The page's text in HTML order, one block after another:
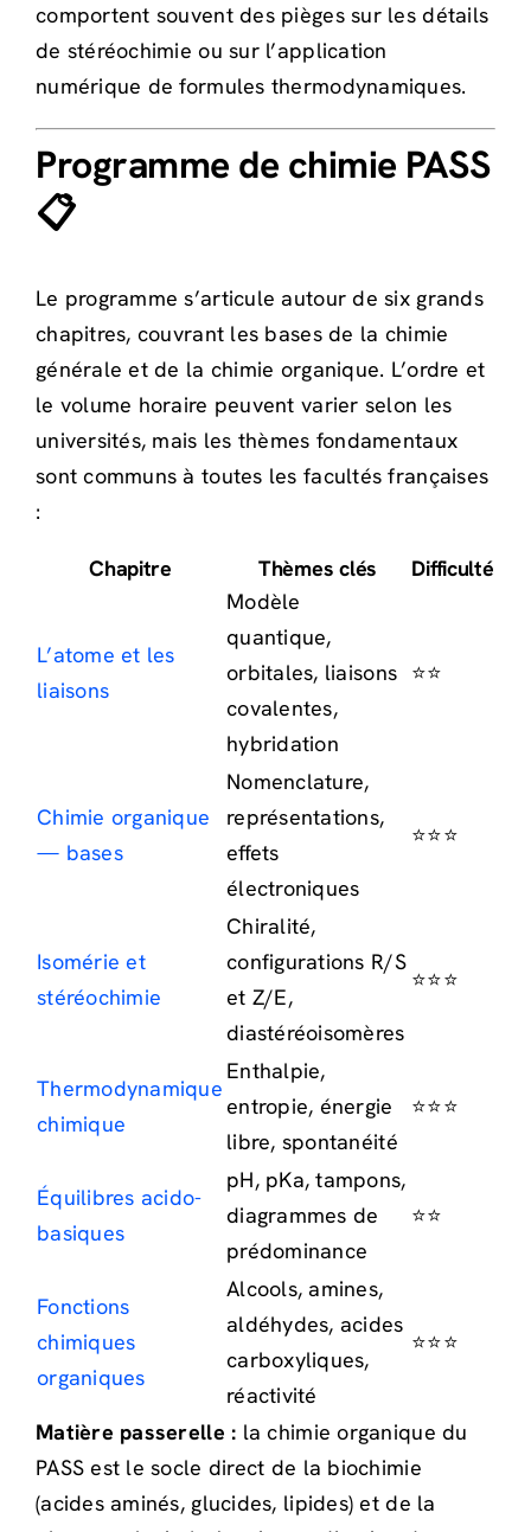
comportent souvent des pièges sur les détails
de stéréochimie ou sur l’application
numérique de formules thermodynamiques.
Programme de chimie PASS
📋
Le programme s’articule autour de six grands
chapitres, couvrant les bases de la chimie
générale et de la chimie organique. L’ordre et
le volume horaire peuvent varier selon les
universités, mais les thèmes fondamentaux
sont communs à toutes les facultés françaises
:
Chapitre Thèmes clés Difficulté
L’atome et les
liaisons
Modèle
quantique,
orbitales, liaisons
covalentes,
hybridation
⭐⭐
Chimie organique
— bases
Nomenclature,
représentations,
effets
électroniques
⭐⭐⭐
Isomérie et
stéréochimie
Chiralité,
configurations R/S
et Z/E,
diastéréoisomères
⭐⭐⭐
Thermodynamique
chimique
Enthalpie,
entropie, énergie
libre, spontanéité
⭐⭐⭐
Équilibres acido-
basiques
pH, pKa, tampons,
diagrammes de
prédominance
⭐⭐
Fonctions
chimiques
organiques
Alcools, amines,
aldéhydes, acides
carboxyliques,
réactivité
⭐⭐⭐
Matière passerelle : la chimie organique du
PASS est le socle direct de la biochimie
(acides aminés, glucides, lipides) et de la